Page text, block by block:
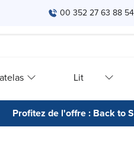
00 352 27 63 88 54
Lit
Profitez de l'offre : Back to